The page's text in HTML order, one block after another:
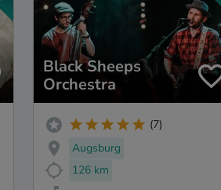
Black Sheeps
Orchestra
(7)
Augsburg
126 km